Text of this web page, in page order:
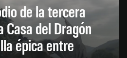
de la tercera
Casa del Dragón
épica entre